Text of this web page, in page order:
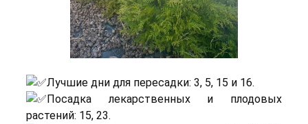
Лучшие дни для пересадки: 3, 5, 15 и 16.
Посадка лекарственных и плодовых
растений: 15, 23.